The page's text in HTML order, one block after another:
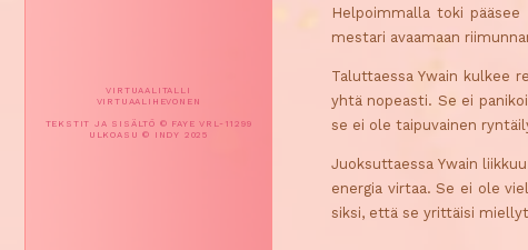
VIRTUAALITALLI
VIRTUAALIHEVONEN
TEKSTIT JA SISÄLTÖ © FAYE VRL-11299
ULKOASU © INDY 2025
Helpoimmalla toki
mestari avaamaan
Taluttaessa Ywain kulkee
yhtä nopeasti. Se ei
se ei ole taipuvainen
Juoksuttaessa Ywain
energia virtaa. Se ei ole
siksi, että se yrittäisi